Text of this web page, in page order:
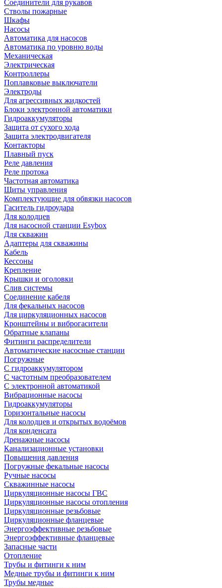
Соединители для рукавов
Стволы пожарные
Шкафы
Насосы
Автоматика для насосов
Автоматика по уровню воды
Механическая
Электрическая
Контроллеры
Поплавковые выключатели
Электроды
Для агрессивных жидкостей
Блоки электронной автоматики
Гидроаккумуляторы
Защита от сухого хода
Защита электродвигателя
Контакторы
Плавный пуск
Реле давления
Реле протока
Частотная автоматика
Щиты управления
Комплектующие для обвязки насосов
Гаситель гидроудара
Для колодцев
Для насосной станции Esybox
Для скважин
Адаптеры для скважины
Кабель
Кессоны
Крепление
Крышки и оголовки
Слив системы
Соединение кабеля
Для фекальных насосов
Для циркуляционных насосов
Кронштейны и виброгасители
Обратные клапаны
Фитинги распределители
Автоматические насосные станции
Погружные
С гидроаккумулятором
С частотным преобразователем
С электронной автоматикой
Вибрационные насосы
Гидроаккумуляторы
Горизонтальные насосы
Для колодцев и открытых водоёмов
Для конденсата
Дренажные насосы
Канализационные установки
Повышения давления
Погружные фекальные насосы
Ручные насосы
Скважинные насосы
Циркуляционные насосы ГВС
Циркуляционные насосы отопления
Циркуляционные резьбовые
Циркуляционные фланцевые
Энергоэффективные резьбовые
Энергоэффективные фланцевые
Запасные части
Отопление
Трубы и фитинги к ним
Медные трубы и фитинги к ним
Трубы медные